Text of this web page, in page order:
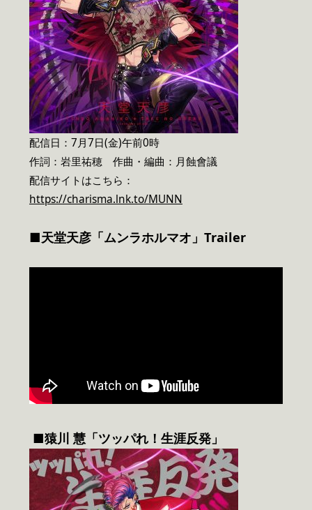
配信日：7月7日(金)午前0時
作詞：岩里祐穂 作曲・編曲：月蝕會議
配信サイトはこちら：
https://charisma.lnk.to/MUNN
■天堂天彦「ムンラホルマオ」Trailer
■猿川 慧「ツッパれ！生涯反発」